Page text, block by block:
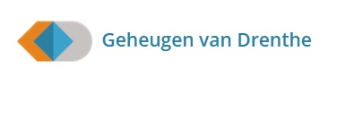
Skip to main content